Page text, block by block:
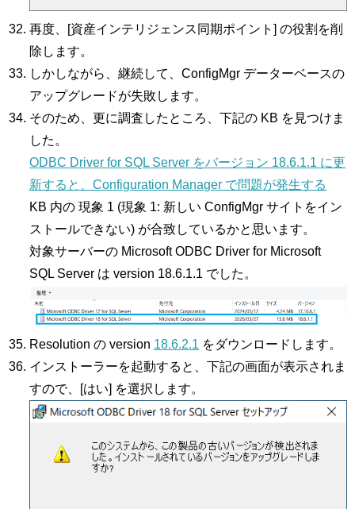
再度、[資産インテリジェンス同期ポイント] の役割を削
除します。
しかしながら、継続して、ConfigMgr データーベースの
アップグレードが失敗します。
そのため、更に調査したところ、下記の KB を見つけま
した。
ODBC Driver for SQL Server をバージョン 18.6.1.1 に更
新すると、Configuration Manager で問題が発生する
KB 内の 現象 1 (現象 1: 新しい ConfigMgr サイトをイン
ストールできない) が合致しているかと思います。
対象サーバーの Microsoft ODBC Driver for Microsoft
SQL Server は version 18.6.1.1 でした。
Resolution の version 18.6.2.1 をダウンロードします。
インストーラーを起動すると、下記の画面が表示されま
すので、[はい] を選択します。